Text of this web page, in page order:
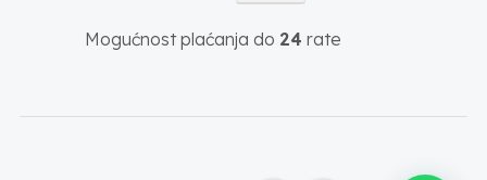
Mogućnost plaćanja do 24 rate